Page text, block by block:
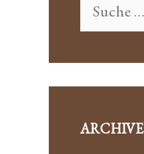
ARCHIVE